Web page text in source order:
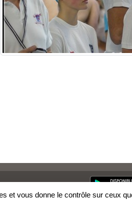
et vous donne le contrôle sur ceux